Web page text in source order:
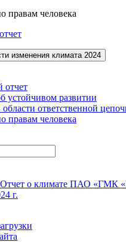
правам человека
изменения климата 2024
отчет
устойчивом развитии
ответственной
правам человека
Отчет о климате ПАО «ГМК
г.